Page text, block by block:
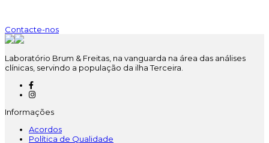
Contacte-nos
Laboratório Brum & Freitas, na vanguarda na área das análises
clínicas, servindo a população da ilha Terceira.
Informações
Acordos
Política de Qualidade